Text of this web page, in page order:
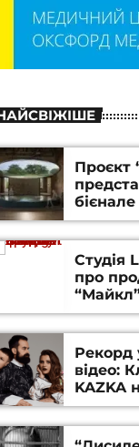
Проєкт
бієнале
Студія
про
Рекорд
відео:
KAZKA